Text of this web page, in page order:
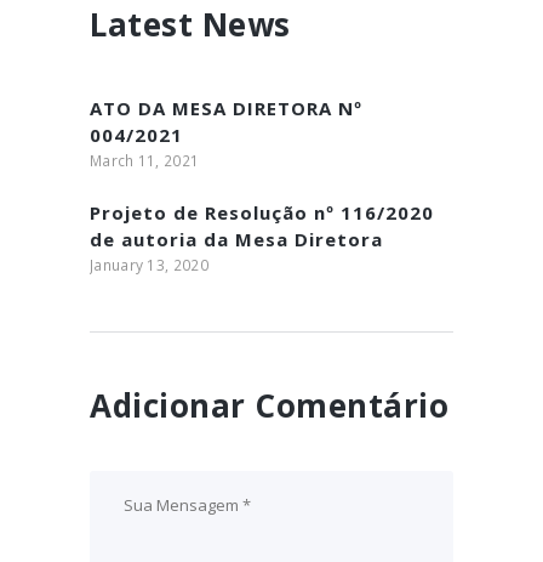
Latest News
ATO DA MESA DIRETORA Nº
004/2021
March 11, 2021
Projeto de Resolução nº 116/2020
de autoria da Mesa Diretora
January 13, 2020
Adicionar Comentário